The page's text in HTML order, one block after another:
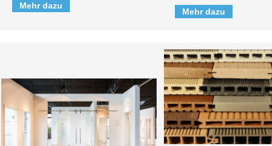
Mehr dazu
Mehr dazu